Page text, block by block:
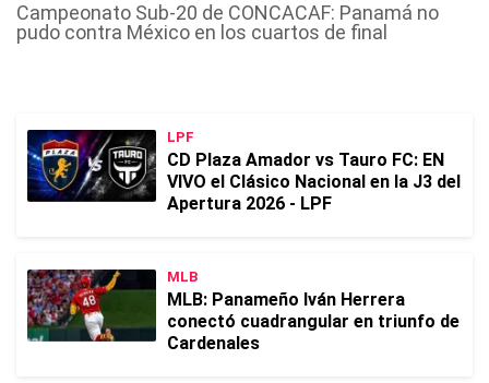
Campeonato Sub-20 de CONCACAF: Panamá no
pudo contra México en los cuartos de final
LPF
CD Plaza Amador vs Tauro FC: EN
VIVO el Clásico Nacional en la J3 del
Apertura 2026 - LPF
MLB
MLB: Panameño Iván Herrera
conectó cuadrangular en triunfo de
Cardenales